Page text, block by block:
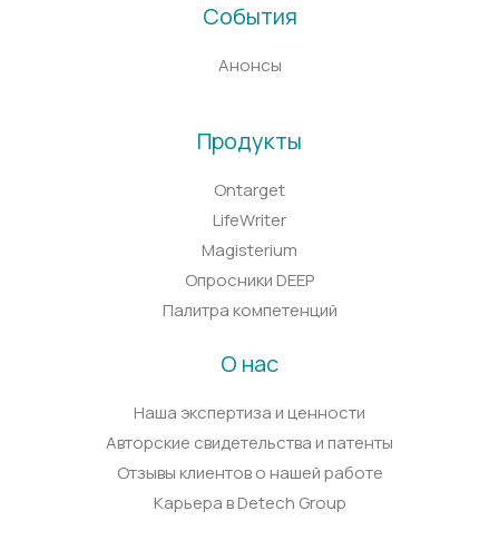
События
Анонсы
Продукты
Ontarget
LifeWriter
Magisterium
Опросники DEEP
Палитра компетенций
О нас
Наша экспертиза и ценности
Авторские свидетельства и патенты
Отзывы клиентов о нашей работе
Карьера в Detech Group